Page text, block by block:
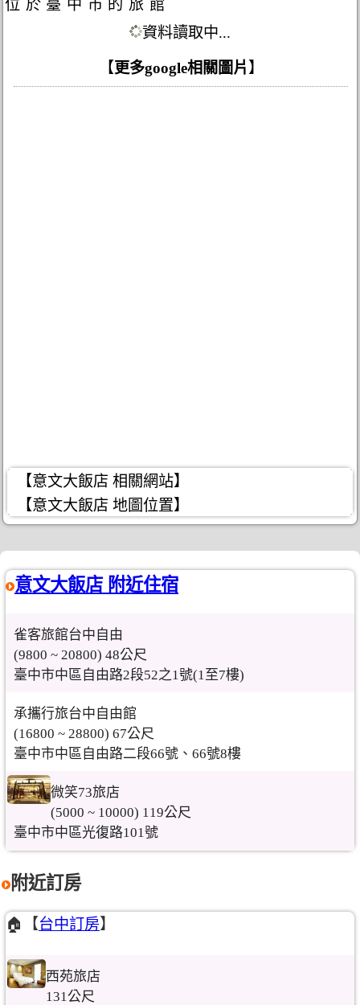
位於臺中市的旅館
資料讀取中...
【更多google相關圖片 】
【意文大飯店 相關網站】
【意文大飯店 地圖位置】
意文大飯店 附近住宿
雀客旅館台中自由
(9800 ~ 20800) 48公尺
臺中市中區自由路2段52之1號(1至7樓)
承攜行旅台中自由館
(16800 ~ 28800) 67公尺
臺中市中區自由路二段66號、66號8樓
微笑73旅店
(5000 ~ 10000) 119公尺
臺中市中區光復路101號
附近訂房
🏠【台中訂房】
西苑旅店
131公尺